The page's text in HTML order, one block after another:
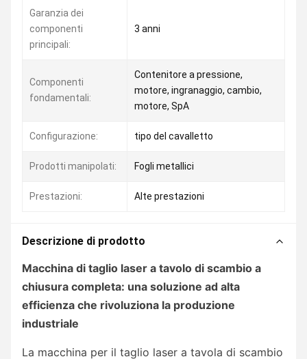
Garanzia dei
componenti
principali:
3 anni
Componenti
fondamentali:
Contenitore a pressione,
motore, ingranaggio, cambio,
motore, SpA
Configurazione: tipo del cavalletto
Prodotti manipolati: Fogli metallici
Prestazioni: Alte prestazioni
Descrizione di prodotto
Macchina di taglio laser a tavolo di scambio a
chiusura completa: una soluzione ad alta
efficienza che rivoluziona la produzione
industriale
La macchina per il taglio laser a tavola di scambio